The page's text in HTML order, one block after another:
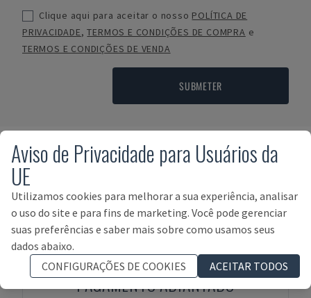
Clique aqui para aceitar o nosso POLÍTICA DE
PRIVACIDADE,TERMOS E CONDIÇÕES DE COMPRA e
TERMOS E CONDIÇÕES DE VENDA
SUBMETER
Termos de Pagamento
PAGAMENTO ADIANTADO
Aviso de Privacidade para Usuários da
UE
Utilizamos cookies para melhorar a sua experiência, analisar
o uso do site e para fins de marketing. Você pode gerenciar
suas preferências e saber mais sobre como usamos seus
dados abaixo.
CONFIGURAÇÕES DE COOKIES
ACEITAR TODOS